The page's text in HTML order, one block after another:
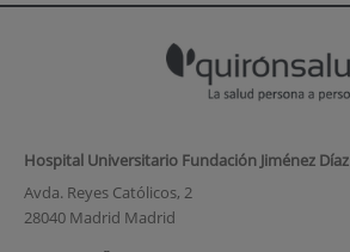
Hospital Universitario Fundación Jiménez Díaz
Avda. Reyes Católicos, 2
28040 Madrid Madrid